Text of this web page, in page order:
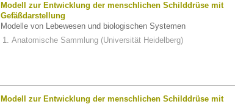
Modell zur Entwicklung der menschlichen Schilddrüse mit
Gefäßdarstellung
Modelle von Lebewesen und biologischen Systemen
Anatomische Sammlung (Universität Heidelberg)
Modell zur Entwicklung der menschlichen Schilddrüse mit